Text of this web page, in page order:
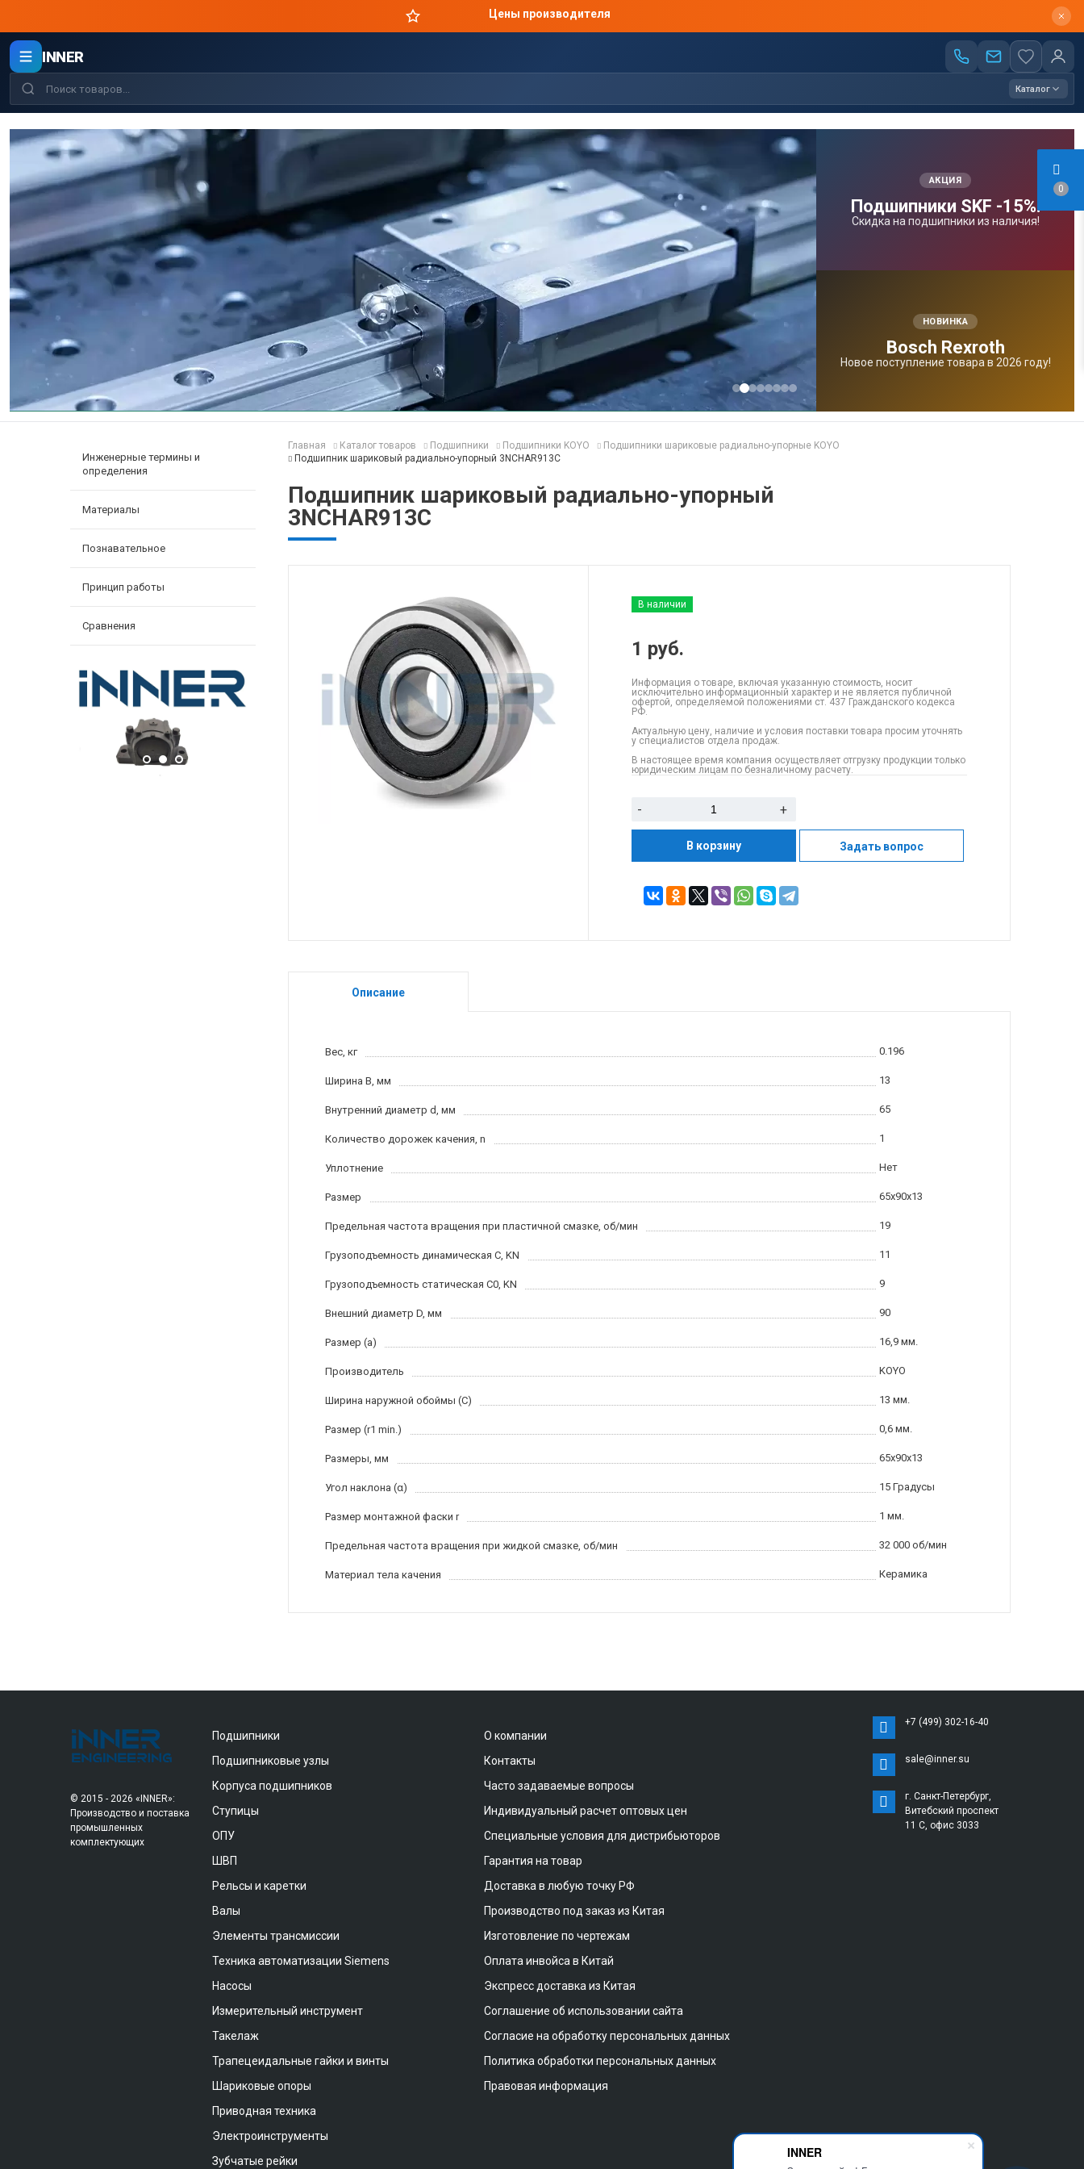
INNER
0
Цены производителя
INNER
Каталог
АКЦИЯ
Подшипники SKF -15%!
Скидка на подшипники из наличия!
НОВИНКА
Bosсh Rexroth
Новое поступление товара в 2026 году!
Инженерные термины и
определения
Материалы
Познавательное
Принцип работы
Сравнения
Главная Каталог товаров Подшипники Подшипники KOYO
Подшипники шариковые радиально-упорные KOYO
Подшипник шариковый радиально-упорный 3NCHAR913C
Подшипник шариковый радиально-упорный
3NCHAR913C
В наличии
1 руб.
Информация о товаре, включая указанную стоимость, носит
исключительно информационный характер и не является публичной
офертой, определяемой положениями ст. 437 Гражданского кодекса
РФ.
Актуальную цену, наличие и условия поставки товара просим уточнять
у специалистов отдела продаж.
В настоящее время компания осуществляет отгрузку продукции только
юридическим лицам по безналичному расчету.
- +
В корзину Задать вопрос
Описание
Вес, кг 0.196
Ширина B, мм 13
Внутренний диаметр d, мм 65
Количество дорожек качения, n 1
Уплотнение Нет
Размер 65x90x13
Предельная частота вращения при пластичной смазке, об/мин 19
Грузоподъемность динамическая C, KN 11
Грузоподъемность статическая C0, KN 9
Внешний диаметр D, мм 90
Размер (a) 16,9 мм.
Производитель KOYO
Ширина наружной обоймы (C) 13 мм.
Размер (r1 min.) 0,6 мм.
Размеры, мм 65x90x13
Угол наклона (α) 15 Градусы
Размер монтажной фаски r 1 мм.
Предельная частота вращения при жидкой смазке, об/мин 32 000 об/мин
Материал тела качения Керамика
© 2015 - 2026 «INNER»:
Производство и поставка
промышленных
комплектующих
Подшипники
Подшипниковые узлы
Корпуса подшипников
Ступицы
ОПУ
ШВП
Рельсы и каретки
Валы
Элементы трансмиссии
Техника автоматизации Siemens
Насосы
Измерительный инструмент
Такелаж
Трапецеидальные гайки и винты
Шариковые опоры
Приводная техника
Электроинструменты
Зубчатые рейки
О компании
Контакты
Часто задаваемые вопросы
Индивидуальный расчет оптовых цен
Специальные условия для дистрибьюторов
Гарантия на товар
Доставка в любую точку РФ
Производство под заказ из Китая
Изготовление по чертежам
Оплата инвойса в Китай
Экспресс доставка из Китая
Соглашение об использовании сайта
Согласие на обработку персональных данных
Политика обработки персональных данных
Правовая информация
+7 (499) 302-16-40
sale@inner.su
г. Санкт-Петербург,
Витебский проспект
11 С, офис 3033